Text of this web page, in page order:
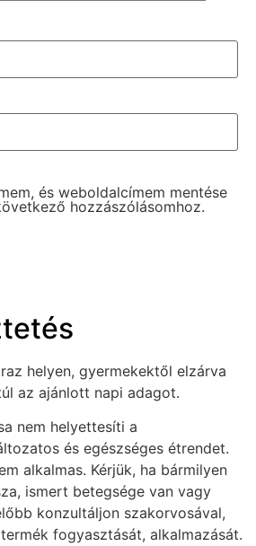
és weboldalcímem mentése
hozzászólásomhoz.
helyen, gyermekektől elzárva
az ajánlott napi adagot.
nem helyettesíti a
és egészséges étrendet.
alkalmas. Kérjük, ha bármilyen
ismert betegsége van vagy
konzultáljon szakorvosával,
fogyasztását, alkalmazását.